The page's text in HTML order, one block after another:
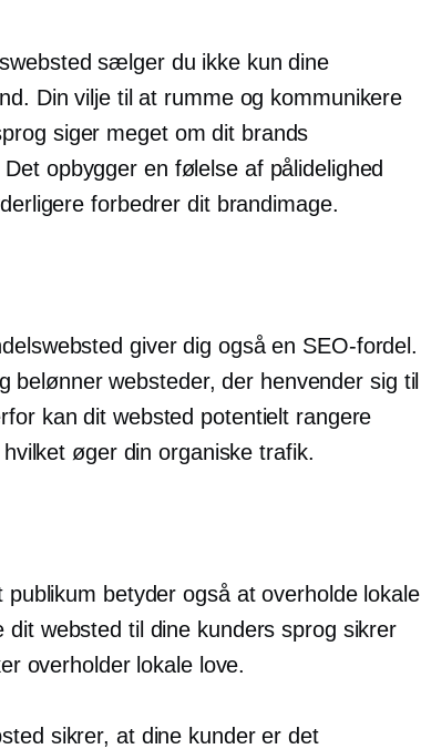
sælger du ikke kun dine
Din vilje til at rumme og kommunikere
siger meget om dit brands
opbygger en følelse af pålidelighed
forbedrer dit brandimage.
giver dig også en SEO-fordel.
belønner websteder, der henvender sig til
kan dit websted potentielt rangere
øger din organiske trafik.
betyder også at overholde lokale
websted til dine kunders sprog sikrer
overholder lokale love.
sikrer, at dine kunder er det